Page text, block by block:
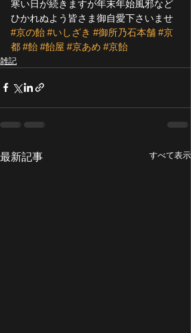
寒い日が続きますが年末年始風邪など
ひかれぬよう皆さま御自愛下さいませ
#京の飴 #いしざき #御所乃石本舗 #京
都 #飴 #飴屋 #京あめ #京飴
雑記
最新記事 すべて表示